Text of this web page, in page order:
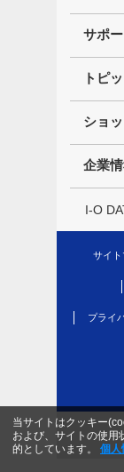
サポー
トピ
ショ
企業
I-O
サイ
プライ
当サイトはクッキー
および、サイトの使用
的としています。
個人